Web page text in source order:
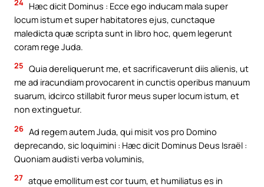
24 Hæc dicit Dominus : Ecce ego inducam mala super
locum istum et super habitatores ejus, cunctaque
maledicta quæ scripta sunt in libro hoc, quem legerunt
coram rege Juda.
25 Quia dereliquerunt me, et sacrificaverunt diis alienis, ut
me ad iracundiam provocarent in cunctis operibus manuum
suarum, idcirco stillabit furor meus super locum istum, et
non extinguetur.
26 Ad regem autem Juda, qui misit vos pro Domino
deprecando, sic loquimini : Hæc dicit Dominus Deus Israël :
Quoniam audisti verba voluminis,
27 atque emollitum est cor tuum, et humiliatus es in